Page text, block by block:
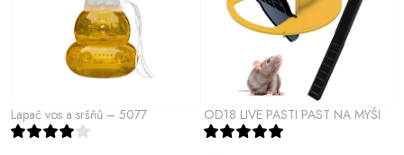
d
r
o
Lapač vos a sršňů – 5077 OD18 LIVE PASTI PAST NA MYŠI